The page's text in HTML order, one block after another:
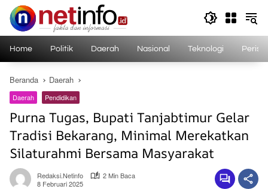
Langsung
konten
Home Politik Daerah Nasional Teknologi
Beranda Daerah
Daerah Pendidikan
Purna Tugas, Bupati Tanjabtimur Gelar
Tradisi Bekarang, Minimal Merekatkan
Silaturahmi Bersama Masyarakat
Redaksi.netinfo
2 Min Baca
8 Februari 2025